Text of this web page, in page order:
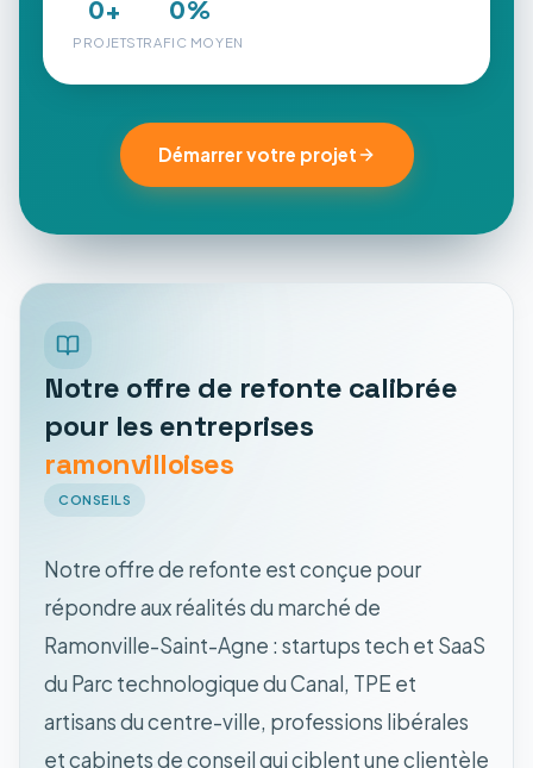
0+
PROJETS
0%
TRAFIC MOYEN
Démarrer votre projet
Notre offre de refonte calibrée
pour les entreprises
ramonvilloises
CONSEILS
Notre offre de refonte est conçue pour
répondre aux réalités du marché de
Ramonville-Saint-Agne : startups tech et SaaS
du Parc technologique du Canal, TPE et
artisans du centre-ville, professions libérales
et cabinets de conseil qui ciblent une clientèle